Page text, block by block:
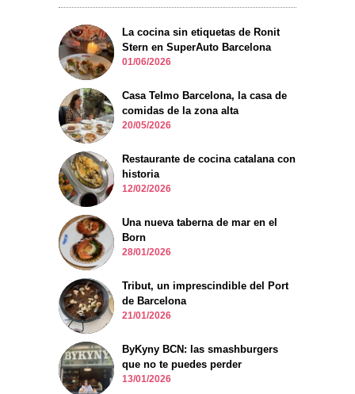
La cocina sin etiquetas de Ronit
Stern en SuperAuto Barcelona
01/06/2026
Casa Telmo Barcelona, la casa de
comidas de la zona alta
20/05/2026
Restaurante de cocina catalana con
historia
12/02/2026
Una nueva taberna de mar en el
Born
28/01/2026
Tribut, un imprescindible del Port
de Barcelona
21/01/2026
ByKyny BCN: las smashburgers
que no te puedes perder
13/01/2026